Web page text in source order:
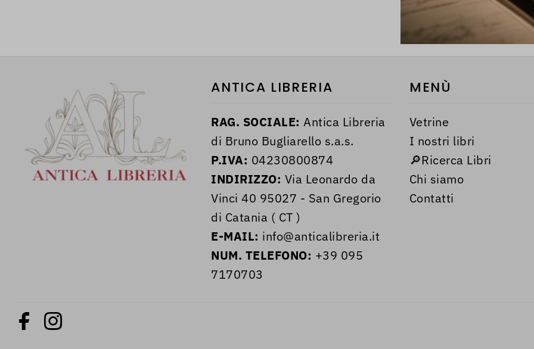
ANTICA LIBRERIA
RAG. SOCIALE: Antica Libreria
di Bruno Bugliarello s.a.s.
P.IVA: 04230800874
INDIRIZZO: Via Leonardo da
Vinci 40 95027 - San Gregorio
di Catania ( CT )
E-MAIL: info@anticalibreria.it
NUM. TELEFONO: +39 095
7170703
MENÙ
Vetrine
I nostri libri
🔎Ricerca Libri
Chi siamo
Contatti